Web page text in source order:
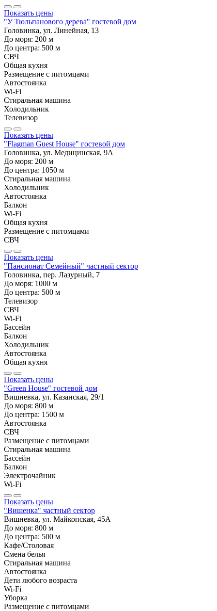
Показать цены
"У Тюльпанового дерева" гостевой дом
Головинка, ул. Линейная, 13
До моря: 200 м
До центра: 500 м
СВЧ
Общая кухня
Размещение с питомцами
Автостоянка
Wi-Fi
Стиральная машина
Холодильник
Телевизор
Показать цены
"Flagman Guest House" гостевой дом
Головинка, ул. Медицинская, 9А
До моря: 200 м
До центра: 1050 м
Стиральная машина
Холодильник
Автостоянка
Балкон
Wi-Fi
Общая кухня
Размещение с питомцами
СВЧ
Показать цены
"Пансионат Семейный" частный сектор
Головинка, пер. Лазурный, 7
До моря: 1000 м
До центра: 500 м
Телевизор
СВЧ
Wi-Fi
Бассейн
Балкон
Холодильник
Автостоянка
Общая кухня
Показать цены
"Green House" гостевой дом
Вишневка, ул. Казанская, 29/1
До моря: 800 м
До центра: 1500 м
Автостоянка
СВЧ
Размещение с питомцами
Стиральная машина
Бассейн
Балкон
Электрочайник
Wi-Fi
Показать цены
"Вишенка" частный сектор
Вишневка, ул. Майкопская, 45А
До моря: 800 м
До центра: 500 м
Кафе/Столовая
Смена белья
Стиральная машина
Автостоянка
Дети любого возраста
Wi-Fi
Уборка
Размещение с питомцами